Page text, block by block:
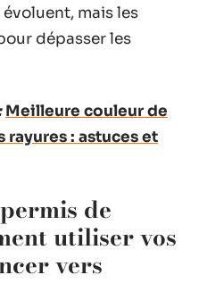
mais les
dépasser les
Meilleure couleur de
: astuces et
de
utiliser vos
vers